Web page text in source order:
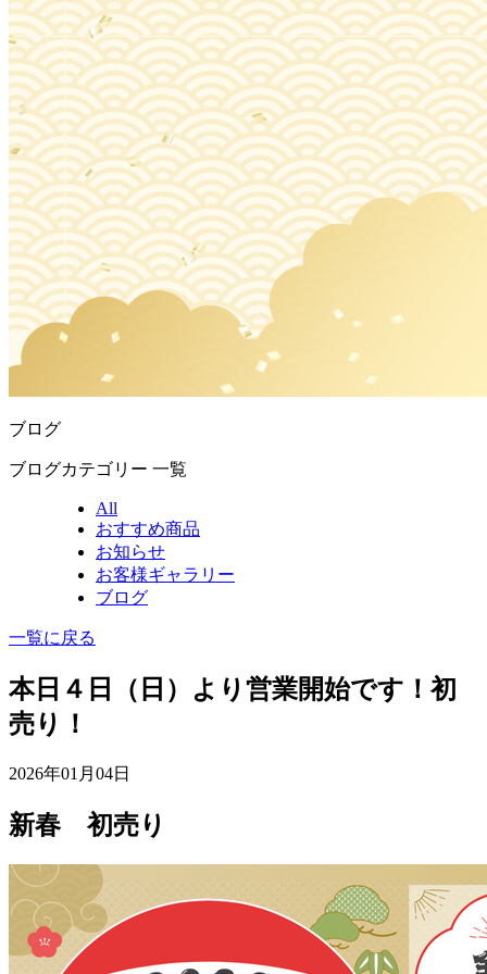
ブログ
ブログカテゴリー 一覧
All
おすすめ商品
お知らせ
お客様ギャラリー
ブログ
一覧に戻る
本日４日（日）より営業開始です！初
売り！
2026年01月04日
新春 初売り